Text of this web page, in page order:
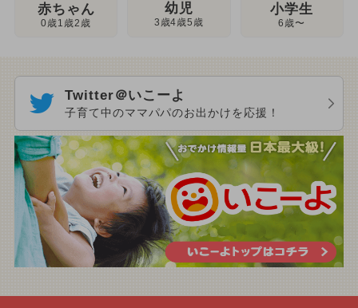
赤ちゃん
0歳1歳2歳
幼児
3歳4歳5歳
小学生
6歳〜
Twitter＠いこーよ
子育て中のママパパのお出かけを応援！